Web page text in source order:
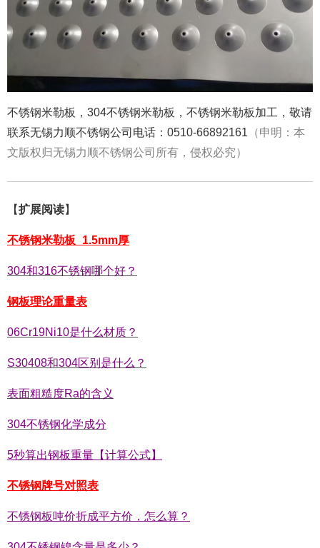
不锈钢米勒板，304不锈钢米勒板，不锈钢米勒板加工，敬请
联系无锡力顺不锈钢公司电话：0510-66892161 （申明：本
文版权归无锡力顺不锈钢公司所有，侵权必究）
【扩展阅读】
不锈钢米勒板_1.5mm厚
304和316不锈钢哪个好？
钢板理论重量表
06Cr19Ni10是什么材质？
S30408和304区别是什么？
表面粗糙度Ra的含义
304不锈钢化学成分
5秒算出钢板重量【计算公式】
不锈钢牌号对照表
不锈钢板吨价折成平方价，怎么算？